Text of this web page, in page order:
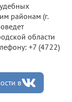
районам (г.
области
+7 (4722)
в